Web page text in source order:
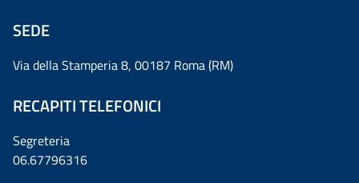
SEDE
Via della Stamperia 8, 00187 Roma (RM)
RECAPITI TELEFONICI
Segreteria
06.67796316